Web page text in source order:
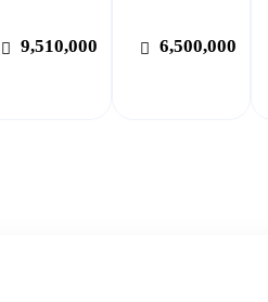
ساعت
6,500,000
ساعت
9,510,000